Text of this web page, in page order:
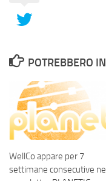
POTREBBERO
WellCo appare per 7
settimane consecutive